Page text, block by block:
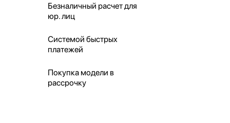
Безналичный расчет для
юр. лиц
Системой быстрых
платежей
Покупка модели в
рассрочку